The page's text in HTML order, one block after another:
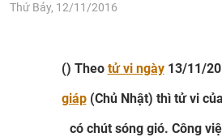
Thứ Bảy, 12/11/2016
() Theo tử vi ngày13/11/
giáp(Chủ Nhật) thì tử vi
có chút sóng gió. Công